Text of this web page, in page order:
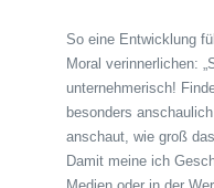
So eine Entwicklung
Moral verinnerlichen:
unternehmerisch!
besonders
anschaut, wie groß
Damit meine ich